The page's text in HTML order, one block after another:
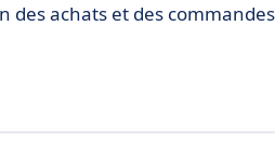
des achats et des